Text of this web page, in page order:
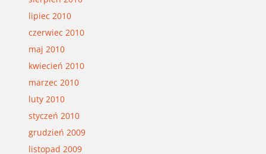
lipiec 2010
czerwiec 2010
maj 2010
kwiecień 2010
marzec 2010
luty 2010
styczeń 2010
grudzień 2009
listopad 2009